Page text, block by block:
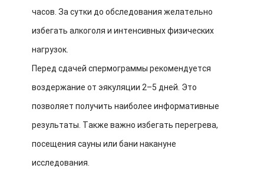
часов. За сутки до обследования желательно
избегать алкоголя и интенсивных физических
нагрузок.
Перед сдачей спермограммы рекомендуется
воздержание от эякуляции 2–5 дней. Это
позволяет получить наиболее информативные
результаты. Также важно избегать перегрева,
посещения сауны или бани накануне
исследования.